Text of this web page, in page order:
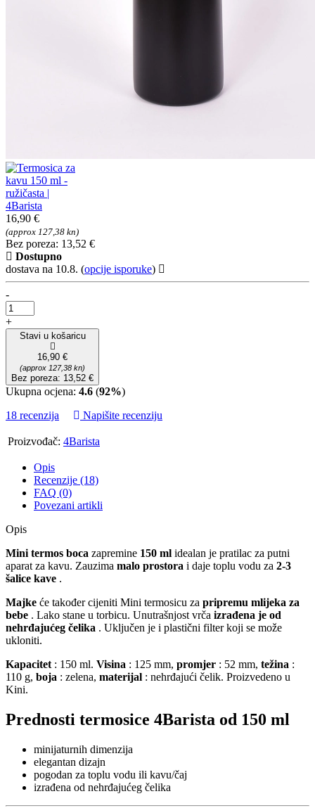
16,90 €
(approx 127,38 kn)
Bez poreza: 13,52 €
Dostupno
dostava na 10.8. (opcije isporuke)
-
+
Stavi u košaricu
16,90 €
(approx 127,38 kn)
Bez poreza: 13,52 €
Ukupna ocjena: 4.6 (92%)
18 recenzija
Napišite recenziju
Proizvođač: 4Barista
Opis
Recenzije (18)
FAQ (0)
Povezani artikli
Opis
Mini termos boca zapremine 150 ml idealan je pratilac za putni
aparat za kavu. Zauzima malo prostora i daje toplu vodu za 2-3
šalice kave .
Majke će također cijeniti Mini termosicu za pripremu mlijeka za
bebe . Lako stane u torbicu. Unutrašnjost vrča izrađena je od
nehrđajućeg čelika . Uključen je i plastični filter koji se može
ukloniti.
Kapacitet : 150 ml. Visina : 125 mm, promjer : 52 mm, težina :
110 g, boja : zelena, materijal : nehrđajući čelik. Proizvedeno u
Kini.
Prednosti termosice 4Barista od 150 ml
minijaturnih dimenzija
elegantan dizajn
pogodan za toplu vodu ili kavu/čaj
izrađena od nehrđajućeg čelika